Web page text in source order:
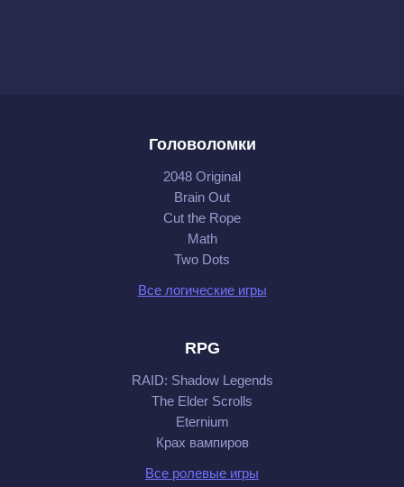
Головоломки
2048 Original
Brain Out
Cut the Rope
Math
Two Dots
Все логические игры
RPG
RAID: Shadow Legends
The Elder Scrolls
Eternium
Крах вампиров
Все ролевые игры